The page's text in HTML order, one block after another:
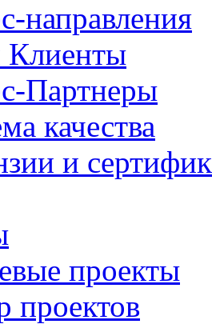
направления
Партнеры
качества
и
проекты
проектов